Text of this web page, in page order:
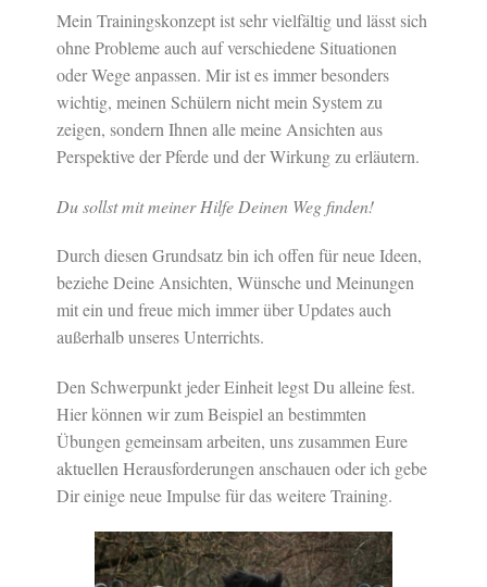
Mein Trainingskonzept ist sehr vielfältig und lässt sich
ohne Probleme auch auf verschiedene Situationen
oder Wege anpassen. Mir ist es immer besonders
wichtig, meinen Schülern nicht mein System zu
zeigen, sondern Ihnen alle meine Ansichten aus
Perspektive der Pferde und der Wirkung zu erläutern.
Du sollst mit meiner Hilfe Deinen Weg finden!
Durch diesen Grundsatz bin ich offen für neue Ideen,
beziehe Deine Ansichten, Wünsche und Meinungen
mit ein und freue mich immer über Updates auch
außerhalb unseres Unterrichts.
Den Schwerpunkt jeder Einheit legst Du alleine fest.
Hier können wir zum Beispiel an bestimmten
Übungen gemeinsam arbeiten, uns zusammen Eure
aktuellen Herausforderungen anschauen oder ich gebe
Dir einige neue Impulse für das weitere Training.